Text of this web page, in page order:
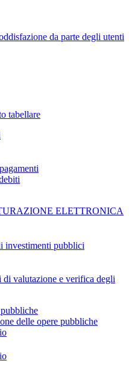
da parte degli utenti
tabellare
ELETTRONICA
investimenti pubblici
valutazione e verifica degli
delle opere pubbliche